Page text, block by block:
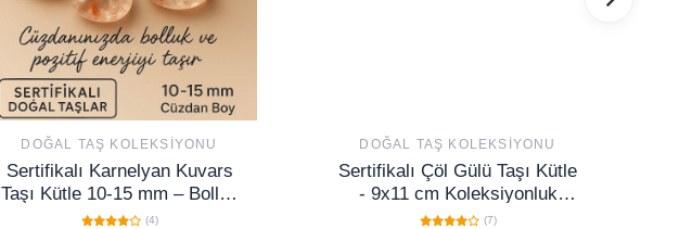
DOĞAL TAŞ KOLEKSIYONU
Sertifikalı Karnelyan Kuvars
Taşı Kütle 10-15 mm – Bolluk
Neşe ve Motivasyon Taşı
(4)
DOĞAL TAŞ KOLEKSIYONU
Sertifikalı Çöl Gülü Taşı Kütle
- 9x11 cm Koleksiyonluk
Doğal Jips Kütle Tek Parça
(7)